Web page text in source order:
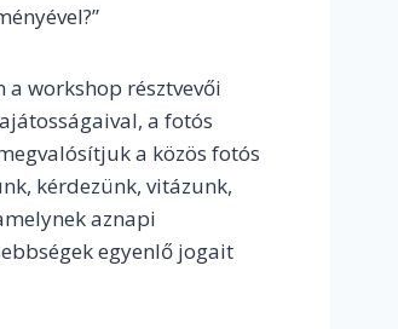
workshop résztvevői
a fotós
a közös fotós
kérdezünk, vitázunk,
aznapi
egyenlő jogait